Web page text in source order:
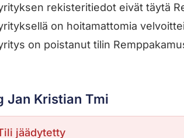
rekisteritiedot eivät täytä
on hoitamattomia
on poistanut tilin
Jan Kristian Tmi
jäädytetty